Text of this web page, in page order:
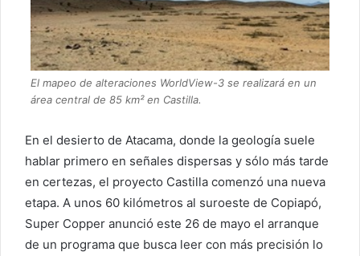
El mapeo de alteraciones WorldView-3 se realizará en un
área central de 85 km² en Castilla.
En el desierto de Atacama, donde la geología suele
hablar primero en señales dispersas y sólo más tarde
en certezas, el proyecto Castilla comenzó una nueva
etapa. A unos 60 kilómetros al suroeste de Copiapó,
Super Copper anunció este 26 de mayo el arranque
de un programa que busca leer con más precisión lo